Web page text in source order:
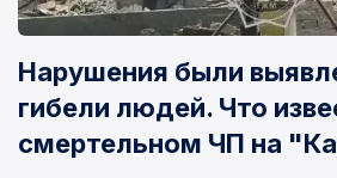
Нарушения были
гибели людей. Что
смертельном ЧП на